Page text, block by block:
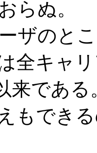
らぬ。
ザのと
全キャ
来であ
もでき